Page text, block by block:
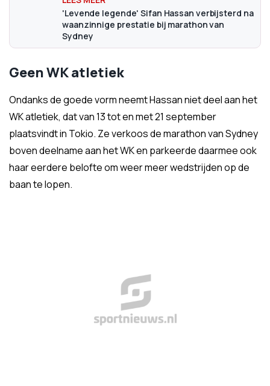
'Levende legende' Sifan Hassan verbijsterd na
waanzinnige prestatie bij marathon van
Sydney
Geen WK atletiek
Ondanks de goede vorm neemt Hassan niet deel aan het
WK atletiek, dat van 13 tot en met 21 september
plaatsvindt in Tokio. Ze verkoos de marathon van Sydney
boven deelname aan het WK en parkeerde daarmee ook
haar eerdere belofte om weer meer wedstrijden op de
baan te lopen.